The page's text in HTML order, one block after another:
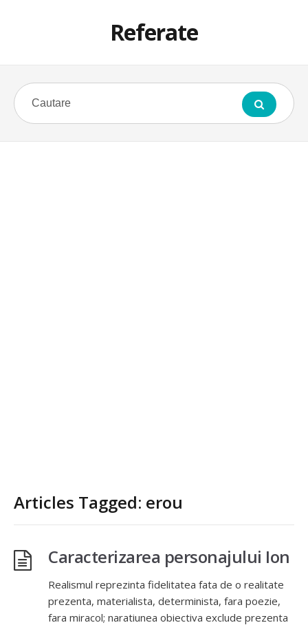
Referate
Articles Tagged: erou
Caracterizarea personajului Ion
Realismul reprezinta fidelitatea fata de o realitate
prezenta, materialista, determinista, fara poezie,
fara miracol; naratiunea obiectiva exclude prezenta